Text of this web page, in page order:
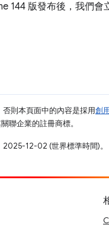
144 版發布後，我們會
則本頁面中的內容是採用創
聯企業的註冊商標。
12-02 (世界標準時間)。